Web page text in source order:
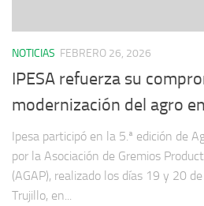
NOTICIAS FEBRERO 26, 2026
IPESA refuerza su
modernización del agro
Ipesa participó en la 5.ª edición de
por la Asociación de Gremios
(AGAP), realizado los días 19 y 20
Trujillo, en...